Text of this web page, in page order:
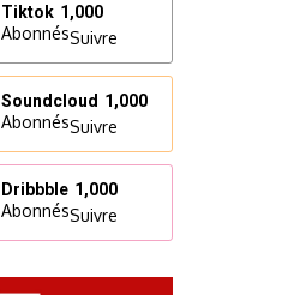
Tiktok 1,000
AbonnésSuivre
Soundcloud 1,000
AbonnésSuivre
Dribbble 1,000
AbonnésSuivre